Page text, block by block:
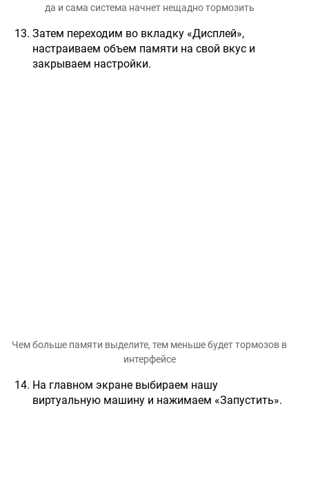
да и сама система начнет нещадно тормозить
Затем переходим во вкладку «Дисплей»,
настраиваем объем памяти на свой вкус и
закрываем настройки.
Чем больше памяти выделите, тем меньше будет тормозов в
интерфейсе
На главном экране выбираем нашу
виртуальную машину и нажимаем «Запустить».